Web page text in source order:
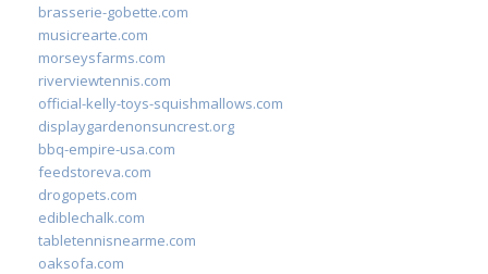
brasserie-gobette.com
musicrearte.com
morseysfarms.com
riverviewtennis.com
official-kelly-toys-squishmallows.com
displaygardenonsuncrest.org
bbq-empire-usa.com
feedstoreva.com
drogopets.com
ediblechalk.com
tabletennisnearme.com
oaksofa.com